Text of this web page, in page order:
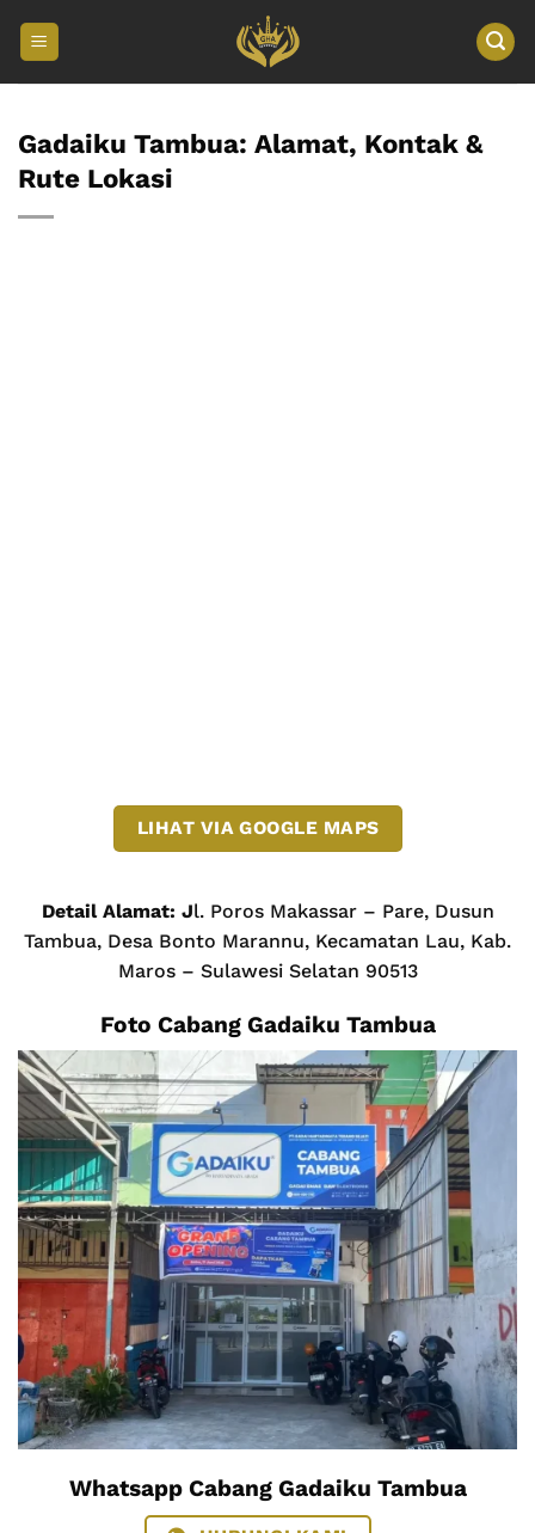
Gadaiku Tambua: Alamat, Kontak &
Rute Lokasi
LIHAT VIA GOOGLE MAPS
Detail Alamat: Jl. Poros Makassar – Pare, Dusun
Tambua, Desa Bonto Marannu, Kecamatan Lau, Kab.
Maros – Sulawesi Selatan 90513
Foto Cabang Gadaiku Tambua
Whatsapp Cabang Gadaiku Tambua